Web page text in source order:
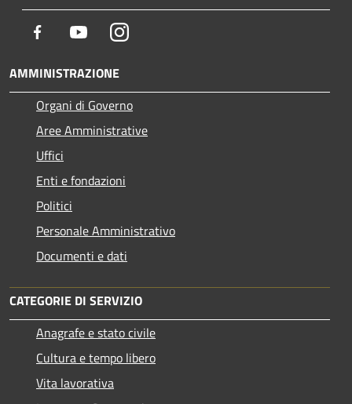
Facebook YoutubeInstagram
AMMINISTRAZIONE
Organi di Governo
Aree Amministrative
Uffici
Enti e fondazioni
Politici
Personale Amministrativo
Documenti e dati
CATEGORIE DI SERVIZIO
Anagrafe e stato civile
Cultura e tempo libero
Vita lavorativa